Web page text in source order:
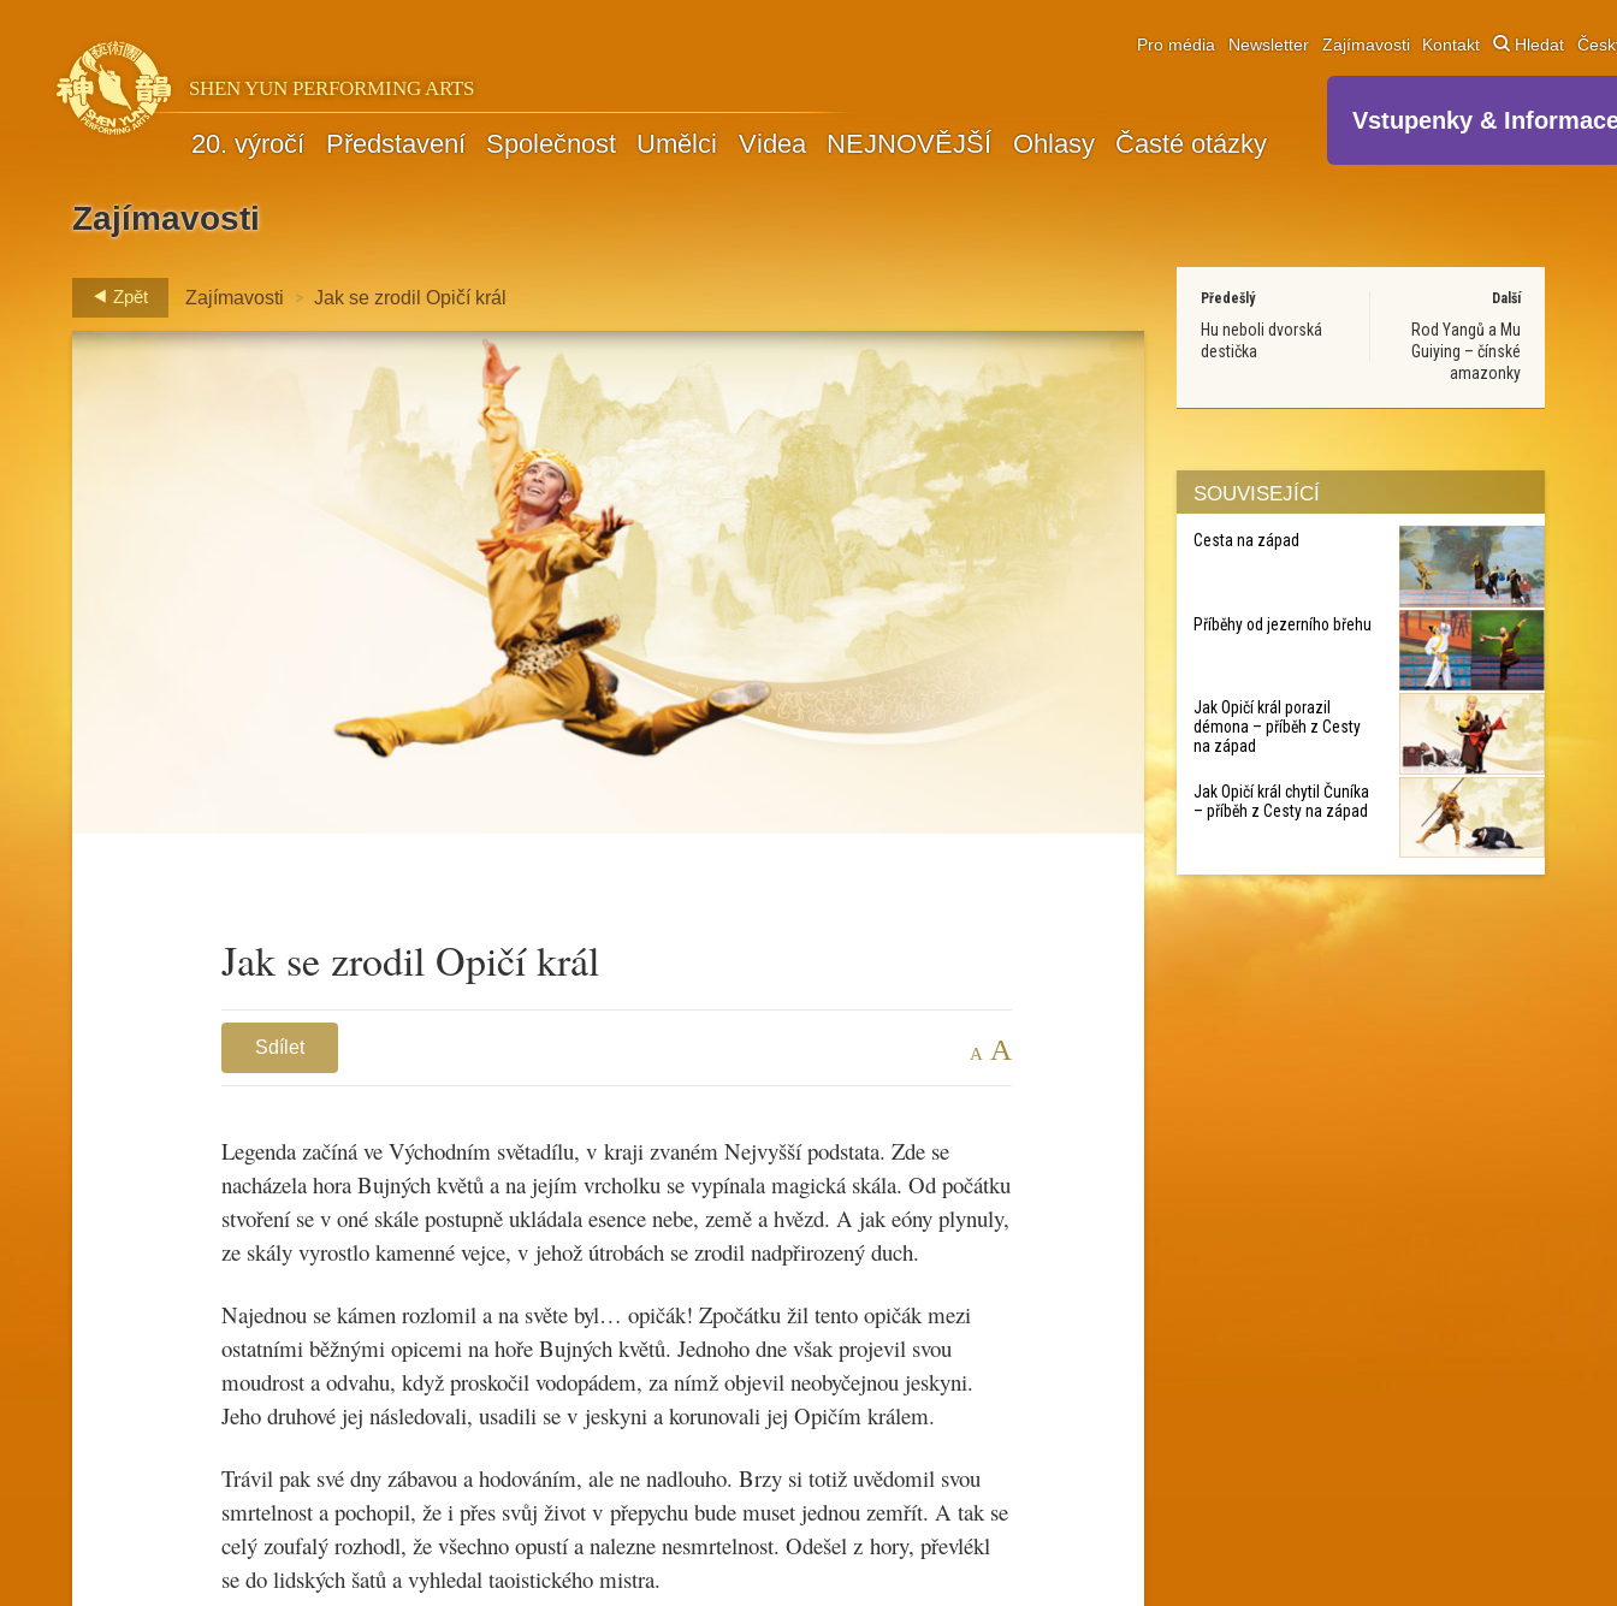
SHEN YUN PERFORMING ARTS
20. výročí Představení Společnost Umělci Videa NEJNOVĚJŠÍ Ohlasy Časté otázky
Pro média Newsletter Zajímavosti Kontakt Hledat
Vstupenky &
Zajímavosti
Zpět Zajímavosti > Jak se zrodil Opičí král
Jak se zrodil Opičí král
Sdílet A A
Legenda začíná ve Východním světadílu, v kraji zvaném Nejvyšší podstata. Zde se
nacházela hora Bujných květů a na jejím vrcholku se vypínala magická skála. Od počátku
stvoření se v oné skále postupně ukládala esence nebe, země a hvězd. A jak eóny plynuly,
ze skály vyrostlo kamenné vejce, v jehož útrobách se zrodil nadpřirozený duch.
Najednou se kámen rozlomil a na světe byl… opičák! Zpočátku žil tento opičák mezi
ostatními běžnými opicemi na hoře Bujných květů. Jednoho dne však projevil svou
moudrost a odvahu, když proskočil vodopádem, za nímž objevil neobyčejnou jeskyni.
Jeho druhové jej následovali, usadili se v jeskyni a korunovali jej Opičím králem.
Trávil pak své dny zábavou a hodováním, ale ne nadlouho. Brzy si totiž uvědomil svou
smrtelnost a pochopil, že i přes svůj život v přepychu bude muset jednou zemřít. A tak se
celý zoufalý rozhodl, že všechno opustí a nalezne nesmrtelnost. Odešel z hory, převlékl
se do lidských šatů a vyhledal taoistického mistra.
Předešlý
Hu neboli dvorská
destička
Další
Rod Yangů a Mu
Guiying – čínské
amazonky
SOUVISEJÍCÍ
Cesta na západ
Příběhy od jezerního břehu
Jak Opičí král porazil
démona – příběh z Cesty
na západ
Jak Opičí král chytil Čuníka
– příběh z Cesty na západ